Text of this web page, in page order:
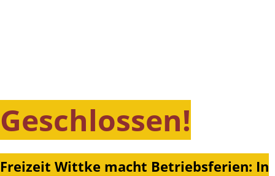
Geschlossen!
Freizeit Wittke macht Betriebsferien: In